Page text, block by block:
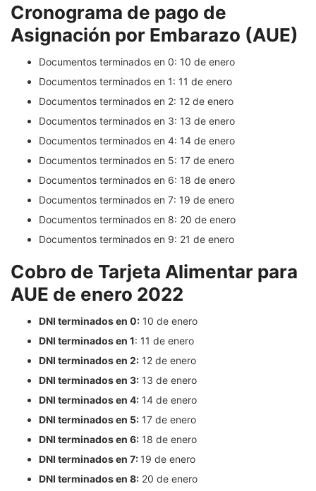
Cronograma de pago de
Asignación por Embarazo (AUE)
Documentos terminados en 0: 10 de enero
Documentos terminados en 1: 11 de enero
Documentos terminados en 2: 12 de enero
Documentos terminados en 3: 13 de enero
Documentos terminados en 4: 14 de enero
Documentos terminados en 5: 17 de enero
Documentos terminados en 6: 18 de enero
Documentos terminados en 7: 19 de enero
Documentos terminados en 8: 20 de enero
Documentos terminados en 9: 21 de enero
Cobro de Tarjeta Alimentar para
AUE de enero 2022
DNI terminados en 0: 10 de enero
DNI terminados en 1: 11 de enero
DNI terminados en 2: 12 de enero
DNI terminados en 3: 13 de enero
DNI terminados en 4: 14 de enero
DNI terminados en 5: 17 de enero
DNI terminados en 6: 18 de enero
DNI terminados en 7: 19 de enero
DNI terminados en 8: 20 de enero